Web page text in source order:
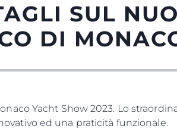
SUL
DI
Yacht Show 2023. Lo
ed una praticità funzionale.